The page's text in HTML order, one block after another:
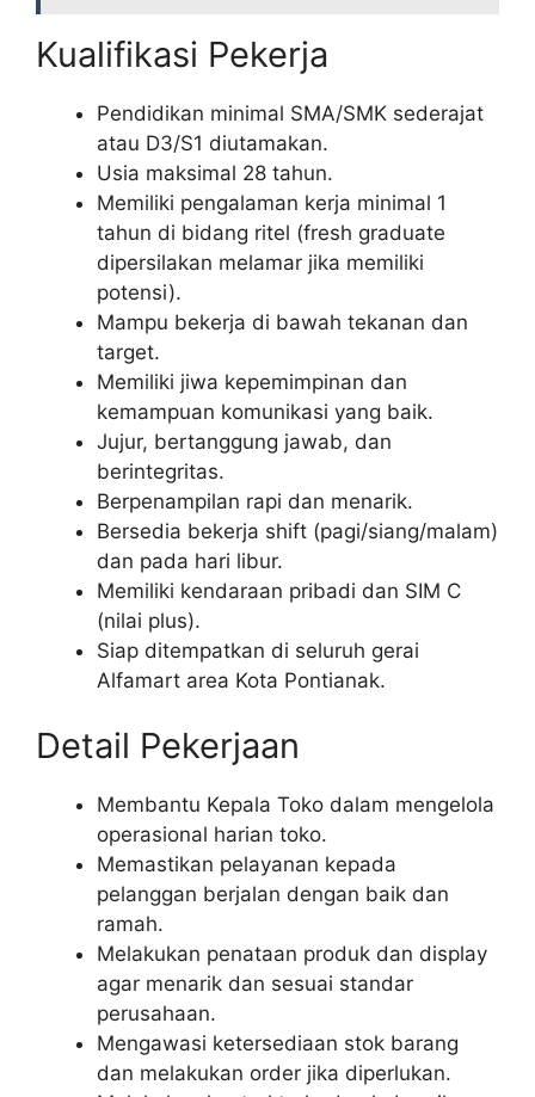
Kualifikasi Pekerja
Pendidikan minimal SMA/SMK sederajat
atau D3/S1 diutamakan.
Usia maksimal 28 tahun.
Memiliki pengalaman kerja minimal 1
tahun di bidang ritel (fresh graduate
dipersilakan melamar jika memiliki
potensi).
Mampu bekerja di bawah tekanan dan
target.
Memiliki jiwa kepemimpinan dan
kemampuan komunikasi yang baik.
Jujur, bertanggung jawab, dan
berintegritas.
Berpenampilan rapi dan menarik.
Bersedia bekerja shift (pagi/siang/malam)
dan pada hari libur.
Memiliki kendaraan pribadi dan SIM C
(nilai plus).
Siap ditempatkan di seluruh gerai
Alfamart area Kota Pontianak.
Detail Pekerjaan
Membantu Kepala Toko dalam mengelola
operasional harian toko.
Memastikan pelayanan kepada
pelanggan berjalan dengan baik dan
ramah.
Melakukan penataan produk dan display
agar menarik dan sesuai standar
perusahaan.
Mengawasi ketersediaan stok barang
dan melakukan order jika diperlukan.